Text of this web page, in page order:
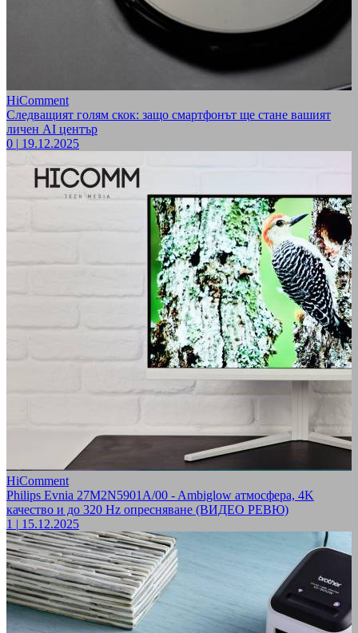
HiComment
Следващият голям скок: защо смартфонът ще стане вашият
личен AI център
0 | 19.12.2025
HiComment
Philips Evnia 27M2N5901A/00 - Ambiglow атмосфера, 4K
качество и до 320 Hz опресняване (ВИДЕО РЕВЮ)
1 | 15.12.2025